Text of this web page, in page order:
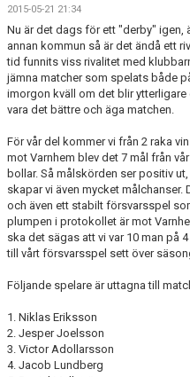
DOKUMENT
MARATONTABELL MÅL
MARATONTABELL MATCHER
MATCHER
TABELL & RESULTAT A
TABELL & RESULTAT U
2015-05-21 21:34
Nu är det dags för ett "derby" igen,
annan kommun så är det ändå ett
tid funnits viss rivalitet med
jämna matcher som spelats både
imorgon kväll om det blir
vara det bättre och äga matchen.
För vår del kommer vi från 2 raka
mot Varnhem blev det 7 mål från
bollar. Så målskörden ser positiv
skapar vi även mycket
och även ett stabilt försvarsspel
plumpen i protokollet är mot
ska det sägas att vi var 10 man på
till vårt försvarsspel sett över
Följande spelare är uttagna till
1. Niklas Eriksson
2. Jesper Joelsson
3. Victor Adollarsson
4. Jacob Lundberg